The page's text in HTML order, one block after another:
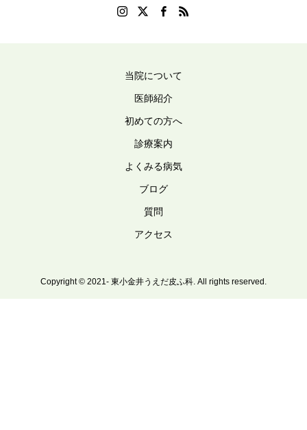
当院について
医師紹介
初めての方へ
診療案内
よくみる病気
ブログ
質問
アクセス
Copyright © 2021- 東小金井うえだ皮ふ科. All rights reserved.